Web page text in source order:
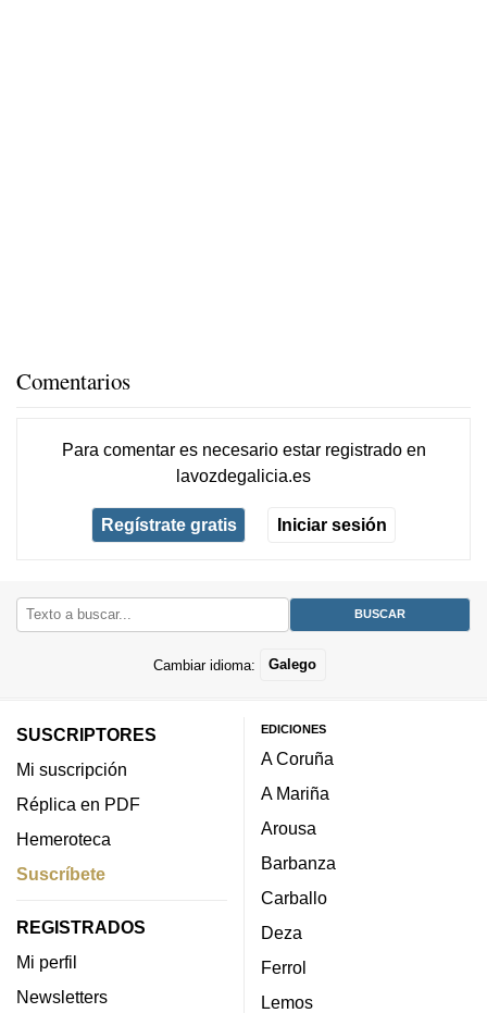
Comentarios
Para comentar es necesario estar registradoen
lavozdegalicia.es
Regístrate gratis Iniciar sesión
Cambiar idioma: Galego
SUSCRIPTORES
Mi suscripción
Réplica en PDF
Hemeroteca
Suscríbete
REGISTRADOS
Mi perfil
Newsletters
EDICIONES
A Coruña
A Mariña
Arousa
Barbanza
Carballo
Deza
Ferrol
Lemos